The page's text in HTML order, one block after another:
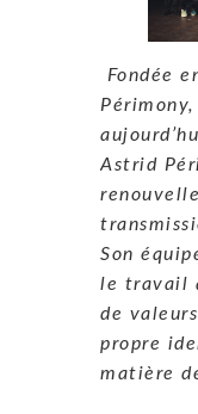
Fondée
Astrid
Son
le travail
de
propre
matière